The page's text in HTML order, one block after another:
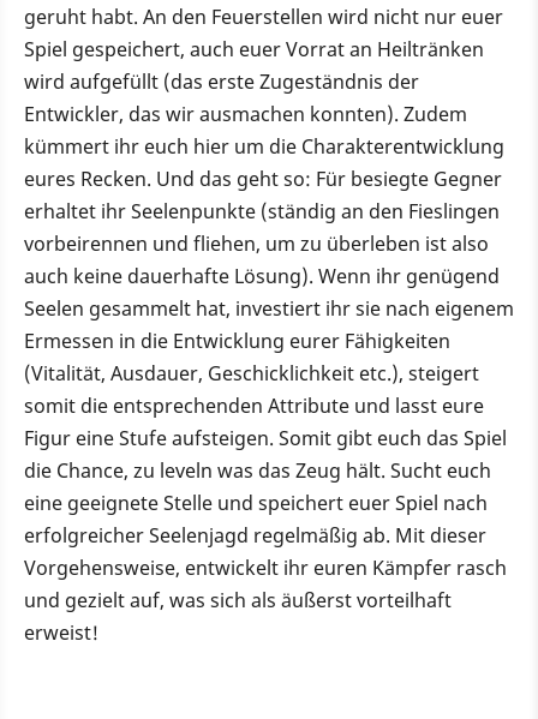
geruht habt. An den Feuerstellen wird nicht nur euer
Spiel gespeichert, auch euer Vorrat an Heiltränken
wird aufgefüllt (das erste Zugeständnis der
Entwickler, das wir ausmachen konnten). Zudem
kümmert ihr euch hier um die Charakterentwicklung
eures Recken. Und das geht so: Für besiegte Gegner
erhaltet ihr Seelenpunkte (ständig an den Fieslingen
vorbeirennen und fliehen, um zu überleben ist also
auch keine dauerhafte Lösung). Wenn ihr genügend
Seelen gesammelt hat, investiert ihr sie nach eigenem
Ermessen in die Entwicklung eurer Fähigkeiten
(Vitalität, Ausdauer, Geschicklichkeit etc.), steigert
somit die entsprechenden Attribute und lasst eure
Figur eine Stufe aufsteigen. Somit gibt euch das Spiel
die Chance, zu leveln was das Zeug hält. Sucht euch
eine geeignete Stelle und speichert euer Spiel nach
erfolgreicher Seelenjagd regelmäßig ab. Mit dieser
Vorgehensweise, entwickelt ihr euren Kämpfer rasch
und gezielt auf, was sich als äußerst vorteilhaft
erweist!